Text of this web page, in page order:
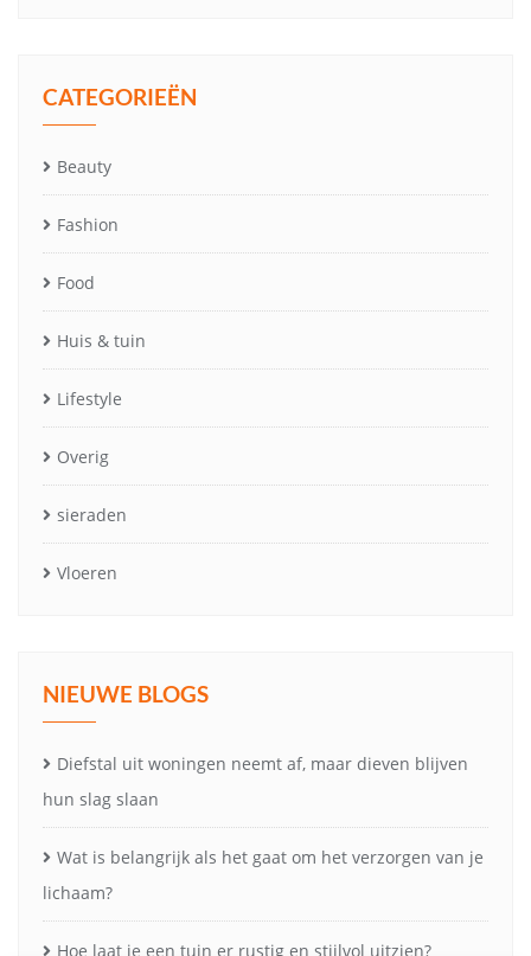
CATEGORIEËN
Beauty
Fashion
Food
Huis & tuin
Lifestyle
Overig
sieraden
Vloeren
NIEUWE BLOGS
Diefstal uit woningen neemt af, maar dieven blijven
hun slag slaan
Wat is belangrijk als het gaat om het verzorgen van je
lichaam?
Hoe laat je een tuin er rustig en stijlvol uitzien?